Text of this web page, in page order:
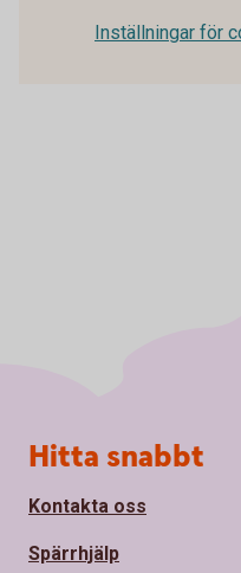
Inställningar för
Sidfot
Hitta snabbt
Kontakta oss
Spärrhjälp